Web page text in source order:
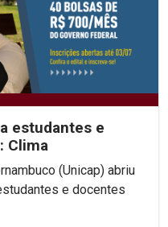
estudantes e
Clima
(Unicap) abriu
e docentes